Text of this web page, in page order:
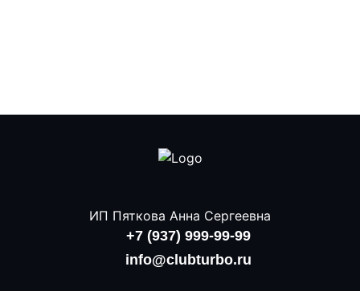
ИП Пяткова Анна Сергеевна
+7 (937) 999-99-99
info@clubturbo.ru